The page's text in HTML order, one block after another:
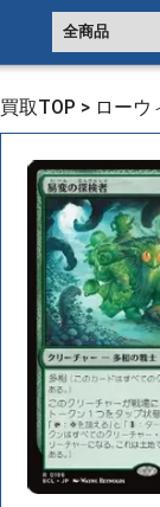
買取TOP > ローウ